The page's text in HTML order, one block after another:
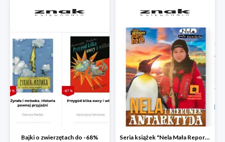
Bajki o zwierzętach do -68% Seria książek "Nela Mała Reporterka" do -43%